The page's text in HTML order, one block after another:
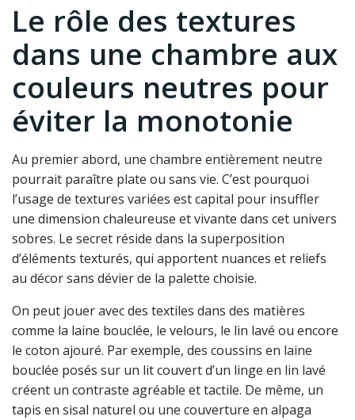
Le rôle des textures
dans une chambre aux
couleurs neutres pour
éviter la monotonie
Au premier abord, une chambre entièrement neutre
pourrait paraître plate ou sans vie. C’est pourquoi
l’usage de textures variées est capital pour insuffler
une dimension chaleureuse et vivante dans cet univers
sobres. Le secret réside dans la superposition
d’éléments texturés, qui apportent nuances et reliefs
au décor sans dévier de la palette choisie.
On peut jouer avec des textiles dans des matières
comme la laine bouclée, le velours, le lin lavé ou encore
le coton ajouré. Par exemple, des coussins en laine
bouclée posés sur un lit couvert d’un linge en lin lavé
créent un contraste agréable et tactile. De même, un
tapis en sisal naturel ou une couverture en alpaga